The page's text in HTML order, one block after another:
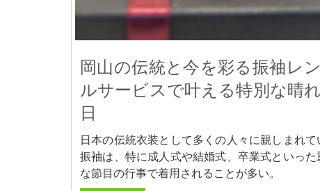
岡山の伝統と今を彩る振袖レ
ルサービスで叶える特別な晴
日
日本の伝統衣装として多くの人々に親しまれて
振袖は、特に成人式や結婚式、卒業式といった
な節目の行事で着用されることが多い。